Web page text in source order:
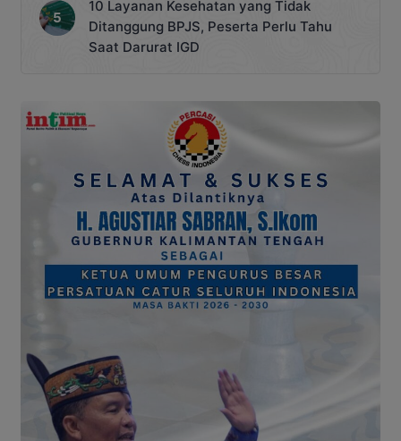
10 Layanan Kesehatan yang Tidak
Ditanggung BPJS, Peserta Perlu Tahu
Saat Darurat IGD